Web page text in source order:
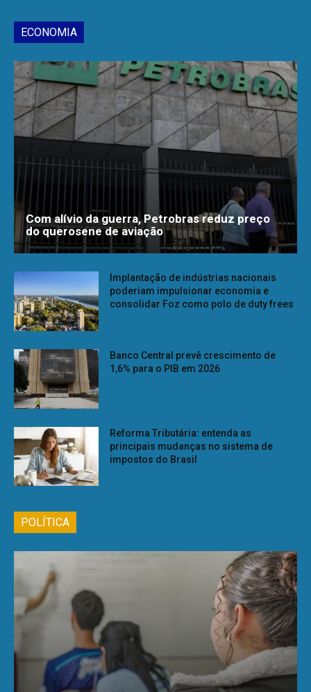
ECONOMIA
Com alívio da guerra, Petrobras reduz preço
do querosene de aviação
Implantação de indústrias nacionais
poderiam impulsionar economia e
consolidar Foz como polo de duty frees
Banco Central prevê crescimento de
1,6% para o PIB em 2026
Reforma Tributária: entenda as
principais mudanças no sistema de
impostos do Brasil
POLÍTICA